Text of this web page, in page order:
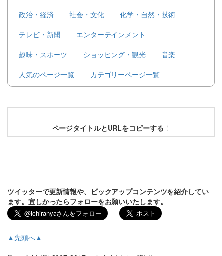
政治・経済
社会・文化
化学・自然・技術
テレビ・新聞
エンターテインメント
趣味・スポーツ
ショッピング・観光
音楽
人気のページ一覧
カテゴリーページ一覧
ページタイトルとURLをコピーする！
ツイッターで更新情報や、ピックアップコンテンツを紹介してい
ます。宜しかったらフォローをお願いいたします。
▲先頭へ▲